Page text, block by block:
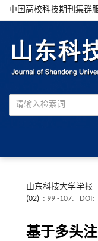
中国高校科技期刊集群
山东科技大学学报
(02) : 99 -107. DOI:
基于多头